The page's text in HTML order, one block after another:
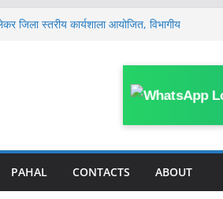
जिला स्तरीय कार्यशाला आयोजित, विभागीय
के DPO अजीत अमर के 4 ठिकानों पर
के मासूम की 13 दिन बाद मौ’त, घर के पास
था हमला
PAHAL CONTACTS ABOUT